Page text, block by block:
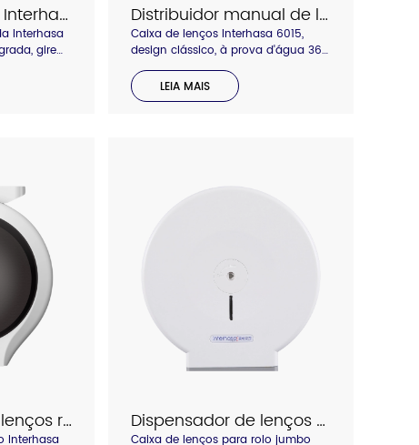
Caixa de lenços Interhasa modelo E51023
Interhasa
gire
extra,
a
pode
Distribuidor manual de lenços Interhasa modelo E6015
Caixa de lenços Interhasa 6015,
design clássico, à prova d'água 360,
desbloqueio por pressão ou chave,
várias cores para combinar com o
estilo de design do seu banheiro.
LEIA MAIS
Dispensador de lenços redondos Interhasa E51021
Interhasa
Dispensador de lenços de papel Interhasa Roll E51018
Caixa de lenços para rolo jumbo